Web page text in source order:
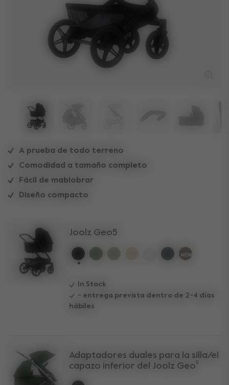
A prueba de todo terreno
Comodidad a tamaño completo
Fácil de mabiobrar
Diseño compacto
Joolz Geo5
In Stock
- entrega prevista dentro de 2-4 días
hábiles
Adaptadores duales para la silla/el
capazo inferior del Joolz Geo⁵